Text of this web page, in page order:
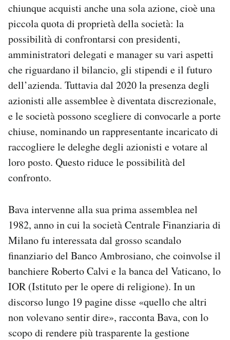
chiunque acquisti anche una sola azione, cioè una
piccola quota di proprietà della società: la
possibilità di confrontarsi con presidenti,
amministratori delegati e manager su vari aspetti
che riguardano il bilancio, gli stipendi e il futuro
dell’azienda. Tuttavia dal 2020 la presenza degli
azionisti alle assemblee è diventata discrezionale,
e le società possono scegliere di convocarle a porte
chiuse, nominando un rappresentante incaricato di
raccogliere le deleghe degli azionisti e votare al
loro posto. Questo riduce le possibilità del
confronto.
Bava intervenne alla sua prima assemblea nel
1982, anno in cui la società Centrale Finanziaria di
Milano fu interessata dal grosso scandalo
finanziario del Banco Ambrosiano, che coinvolse il
banchiere Roberto Calvi e la banca del Vaticano, lo
IOR (Istituto per le opere di religione). In un
discorso lungo 19 pagine disse «quello che altri
non volevano sentir dire», racconta Bava, con lo
scopo di rendere più trasparente la gestione